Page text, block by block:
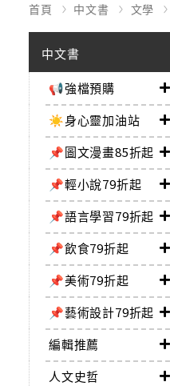
首頁 中文書 文學
中文書
📢強檔預購
☀️身心靈加油站
📌圖文漫畫85折起
📌輕小說79折起
📌語言學習79折起
📌飲食79折起
📌美術79折起
📌藝術設計79折起
編輯推薦
人文史哲